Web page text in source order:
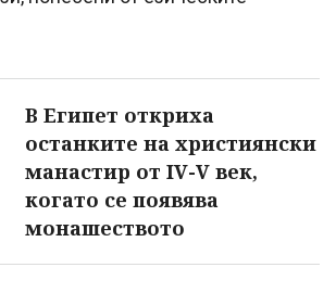
В Египет откриха
останките на християнски
манастир от IV-V век,
когато се появява
монашеството